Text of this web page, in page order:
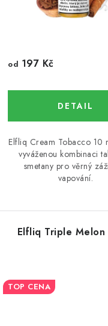
od 197 Kč
Elfliq Cream Tobacco 10
vyváženou kombinaci
smetany pro věrný
vapování.
Elfliq Triple Melon
TOP CENA